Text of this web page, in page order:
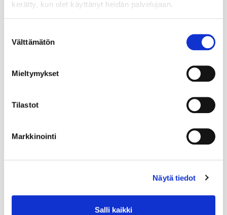
kerätty, kun olet käyttänyt heidän palvelujaan.
valinta
Välttämätön
Mieltymykset
Tilastot
Markkinointi
Näytä tiedot
Salli kaikki